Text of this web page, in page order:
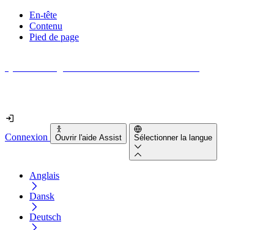
En-tête
Contenu
Pied de page
Connexion Ouvrir l'aide Assist Sélectionner la langue
Anglais
Dansk
Deutsch